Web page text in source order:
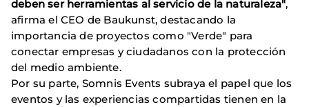
deben ser herramientas al servicio de la naturaleza",
afirma el CEO de Baukunst, destacando la
importancia de proyectos como "Verde" para
conectar empresas y ciudadanos con la protección
del medio ambiente.
Por su parte, Somnis Events subraya el papel que los
eventos y las experiencias compartidas tienen en la